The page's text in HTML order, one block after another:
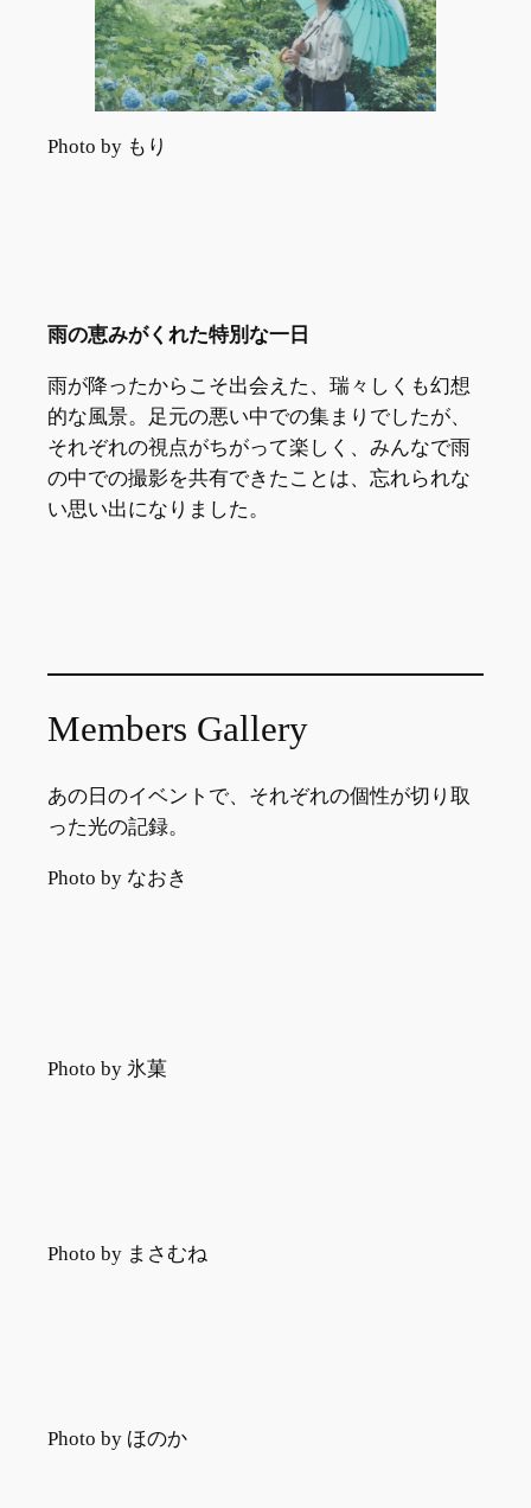
Photo by もり
雨の恵みがくれた特別な一日
雨が降ったからこそ出会えた、瑞々しくも幻想
的な風景。足元の悪い中での集まりでしたが、
それぞれの視点がちがって楽しく、みんなで雨
の中での撮影を共有できたことは、忘れられな
い思い出になりました。
Members Gallery
あの日のイベントで、それぞれの個性が切り取
った光の記録。
Photo by なおき
Photo by 氷菓
Photo by まさむね
Photo by ほのか